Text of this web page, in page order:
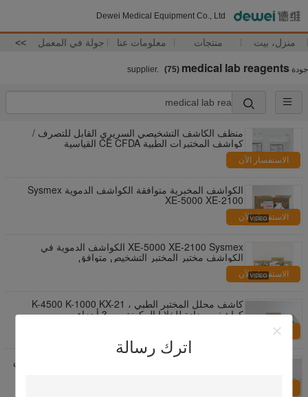
Dewei Medical Equipment Co., Ltd
منزل، بيت منتجات معلومات عنا جولة في المعمل >>
اترك رسالة
جودة medical lab reagents
(75)
منظف ​​الكاشف التشخيصي السريري القابل للتصرف /
كواشف المختبرات الطبية CE CFDA القياسية
الاستفسار الآن
الكواشف المخبرية متوافقة الكواشف الدموية Sysmex
XE-5000 XE-2100
الاستفسار الآن
XE-5000 XE-2100 Sysmex الكواشف الدموية في
الكواشف مختبر المختبر التشخيص متوافق
الاستفسار الآن
كاشف محلل المختبر الطبي ، K-4500 K-1000 KX-21
كواشف مضادة للخلايا المكونة من 3 أجزاء
الاستفسار الآن
XN سلسلة مختبر الكواشف الطبية مختبر Sysmex أمراض